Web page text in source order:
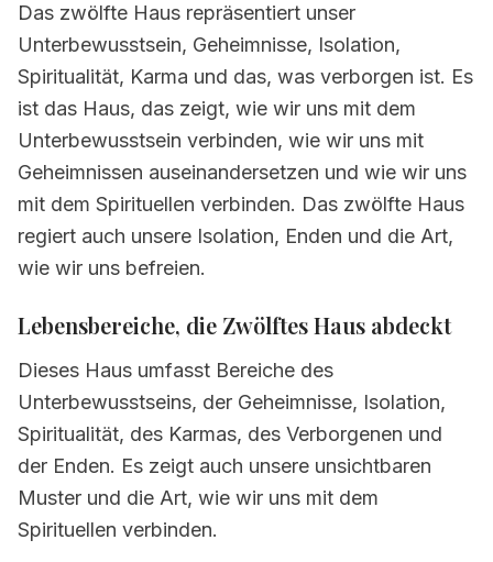
kuće im täglichen Leben manifestieren
1.3 Warum Zwölftes Haus im
Geburtshoroskop wichtig ist
2. Tiefere Bedeutung von Dvanaeste kuće
2.1 Psychologische Bedeutung von
Dvanaeste kuće
Praktischer Lebensbereich von
Dvanaeste kuće
2.3 Schatten und Herausforderungen von
2.4 Potenzial und Gaben von Dvanaeste
3. Zwölftes Haus in Tierkreiszeichen
3.1 Zwölftes Haus in Widder
Das zwölfte Haus repräsentiert unser
Unterbewusstsein, Geheimnisse, Isolation,
Spiritualität, Karma und das, was verborgen ist. Es
ist das Haus, das zeigt, wie wir uns mit dem
Unterbewusstsein verbinden, wie wir uns mit
Geheimnissen auseinandersetzen und wie wir uns
mit dem Spirituellen verbinden. Das zwölfte Haus
regiert auch unsere Isolation, Enden und die Art,
wie wir uns befreien.
Lebensbereiche, die Zwölftes Haus abdeckt
Dieses Haus umfasst Bereiche des
Unterbewusstseins, der Geheimnisse, Isolation,
Spiritualität, des Karmas, des Verborgenen und
der Enden. Es zeigt auch unsere unsichtbaren
Muster und die Art, wie wir uns mit dem
Spirituellen verbinden.